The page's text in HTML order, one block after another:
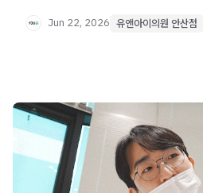
Jun 22, 2026 유앤아이의원 안산점